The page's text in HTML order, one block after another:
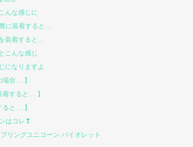
んな感じに
に装着すると…
装着すると…
こんな感じ
になりますよ
場合… 】
着すると… 】
ると… 】
はコレ❢
リングユニコーン バイオレット